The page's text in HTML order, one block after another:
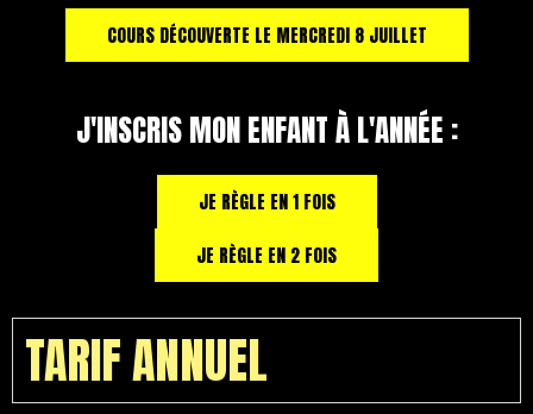
COURS DÉCOUVERTE LE MERCREDI 8 JUILLET
J'INSCRIS MON ENFANT À L'ANNÉE :
JE RÈGLE EN 1 FOIS
JE RÈGLE EN 2 FOIS
TARIF ANNUEL